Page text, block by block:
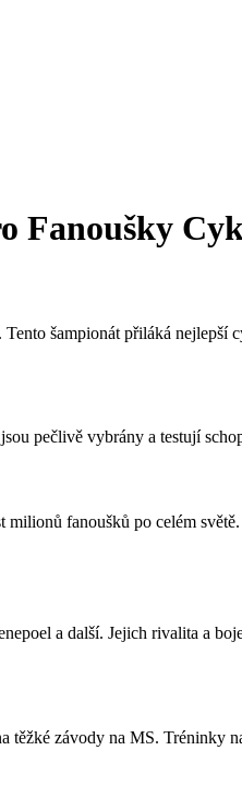
Fanoušky
šampionát přiláká nejlepší
pečlivě vybrány a testují
fanoušků po celém
a další. Jejich rivalita a
závody na MS. Tréninky